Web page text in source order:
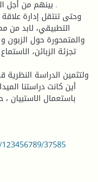
بينهم من أجل
وحتى تنتقل إدارة
التطبيقي، لابد من
والمتمحورة حول الزبون
تجزئة الزبائن،
ولتثمين الدراسة النظرية
أين كانت دراستنا
باستعمال الاستبيان
37585